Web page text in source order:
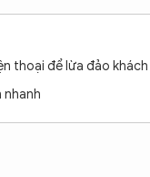
thoại để lừa đảo
nhanh